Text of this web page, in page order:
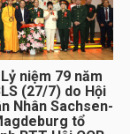
niệm 79 năm
(27/7) do Hội
Nhân Sachsen-
tổ